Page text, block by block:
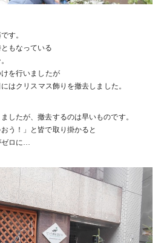
す。
もなっている
を行いましたが
はクリスマス飾りを撤去しました。
したが、撤去するのは早いものです。
う！」と皆で取り掛かると
ゼロに…